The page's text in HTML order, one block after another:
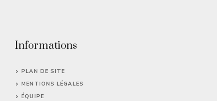
Informations
PLAN DE SITE
MENTIONS LÉGALES
ÉQUIPE